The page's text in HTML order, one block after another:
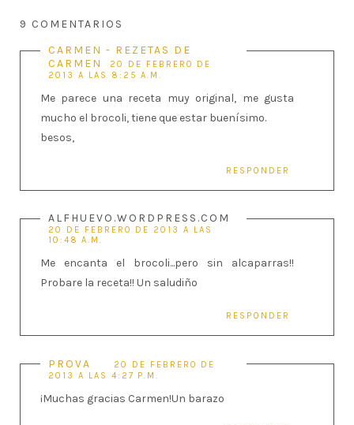
9 COMENTARIOS
CARMEN - REZETAS DE
CARMEN
20 DE FEBRERO DE
2013 A LAS 8:25 A.M.
Me parece una receta muy original, me gusta
mucho el brocoli, tiene que estar buenísimo.
besos,
RESPONDER
ALFHUEVO.WORDPRESS.COM
20 DE FEBRERO DE 2013 A LAS
10:48 A.M.
Me encanta el brocoli...pero sin alcaparras!!
Probare la receta!! Un saludiño
RESPONDER
PROVA
20 DE FEBRERO DE
2013 A LAS 4:27 P.M.
¡Muchas gracias Carmen!Un barazo